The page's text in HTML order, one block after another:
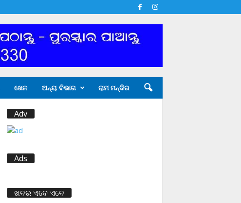
ଖେଳ ଅନ୍ୟ ବିଭାଗ ରାମ ମନ୍ଦିର
Adv
Ads
ଖବର ଏବେ ଏବେ